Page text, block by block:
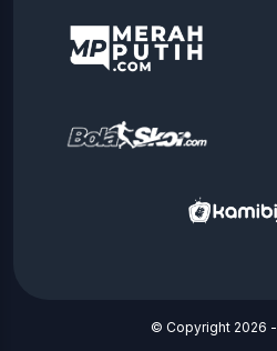
© Copyright 2026 -